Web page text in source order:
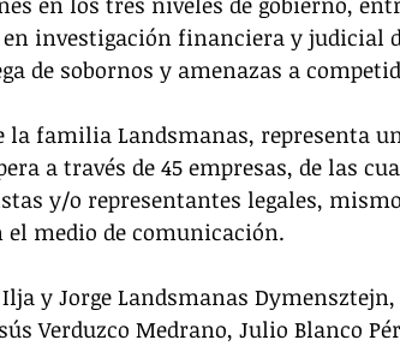
investigación financiera y judicial
de sobornos y amenazas a
la familia Landsmanas, representa
a través de 45 empresas, de las
y/o representantes legales,
el medio de comunicación.
y Jorge Landsmanas
Verduzco Medrano, Julio Blanco